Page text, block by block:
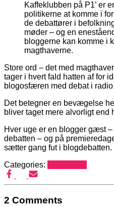
Kaffeklubben på P1’ er
politikerne at komme i
de debattører i
møder – og en
bloggerne kan komme i
magthaverne.
Store ord – det med
tager i hvert fald hatten af for
blogosfæren med debat i radio.
Det betegner en bevægelse
bliver taget mere alvorligt end
Hver uge er en blogger gæst
debatten – og på
sætter gang fut i blogdebatten.
Categories:
2 Comments